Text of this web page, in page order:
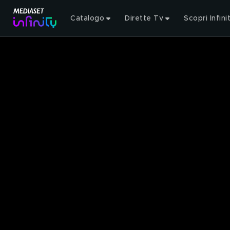
Catalogo Dirette Tv Scopri